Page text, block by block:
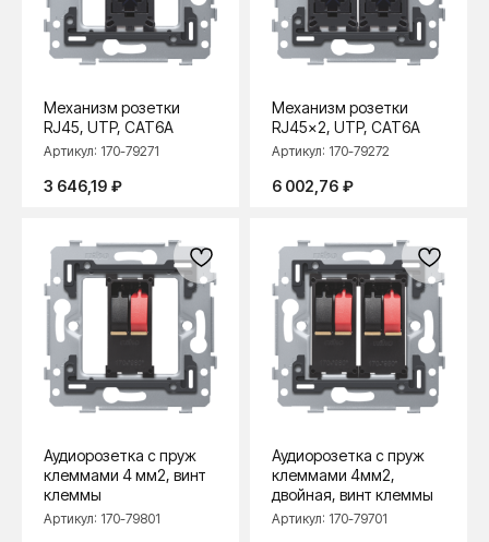
Механизм розетки
RJ45, UTP, CAT6A
Артикул: 170-79271
3 646,19 ₽
Механизм розетки
RJ45x2, UTP, CAT6A
Артикул: 170-79272
6 002,76 ₽
Аудиорозетка с пруж
клеммами 4 мм2, винт
клеммы
Артикул: 170-79801
Аудиорозетка с пруж
клеммами 4мм2,
двойная, винт клеммы
Артикул: 170-79701